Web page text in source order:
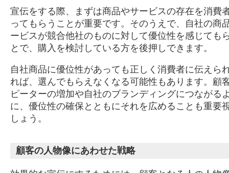
宣伝をする際、まずは商品やサービスの存在を消費
ってもらうことが重要です。そのうえで、自社の商
ービスが競合他社のものに対して優位性を感じても
とで、購入を検討している方を後押しできます。
自社商品に優位性があっても正しく消費者に伝えら
れば、選んでもらえなくなる可能性もあります。顧
ピーターの増加や自社のブランディングにつながる
に、優位性の確保とともにそれを広めることも重要
しょう。
顧客の人物像にあわせた戦略